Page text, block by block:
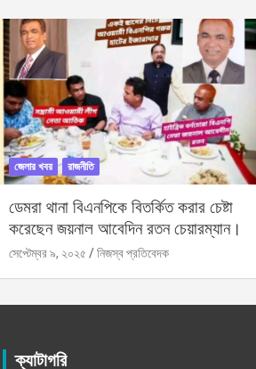
জেলার খবর রাজনীতি
ডেমরা থানা বিএনপিকে বিতর্কিত করার চেষ্টা
করেছেন জয়নাল আবেদিন রতন চেয়ারম্যান।
সেপ্টেম্বর ৯, ২০২৫ নিজস্ব প্রতিবেদক
ক্যাটাগরি